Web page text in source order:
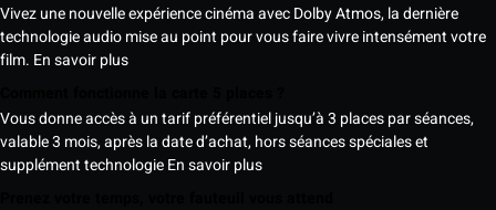
Vivez une nouvelle expérience cinéma avec Dolby Atmos, la dernière
technologie audio mise au point pour vous faire vivre intensément votre
film. En savoir plus
Vous donne accès à un tarif préférentiel jusqu’à 3 places par séances,
valable 3 mois, après la date d’achat, hors séances spéciales et
supplément technologieEn savoir plus